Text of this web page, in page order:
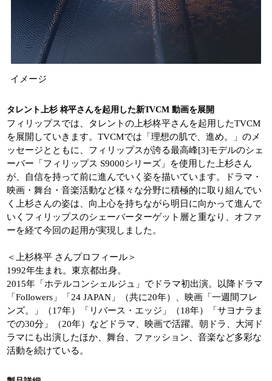
イメージ
タレント上杉 柊平さんを起用した新TVCM 動画を展開
フィリップスでは、タレントの上杉柊平さんを起用したTVCM
を展開していきます。TVCMでは「理想の肌で、進め。」のメ
ッセージとともに、フィリップスが誇る最高峰[3]モデルのシェ
ーバー「フィリップス S9000シリーズ」を使用した上杉さん
が、自信を持って前に進んでいく姿を描いています。ドラマ・
映画・舞台・音楽活動など様々な分野に積極的に取り組んでい
く上杉さんの姿は、向上心を持ちながら明日に向かって進んで
いくフィリップスのシェーバーターゲット層と重なり、オファ
ーを経て今回の起用が実現しました。
＜上杉柊平 さんプロフィール＞
1992年生まれ。東京都出身。
2015年「ホテルコンシェルジュ」でドラマ初出演。以降ドラマ
「Followers」「24 JAPAN」（共に20年）、映画「一週間フレ
ンズ。」（17年）「リバース・エッジ」（18年）「サヨナラま
での30分」（20年）などドラマ、映画で活躍。朝ドラ、大河ド
ラマにも出演したほか、舞台、ファッション、音楽など多彩な
活動を続けている。